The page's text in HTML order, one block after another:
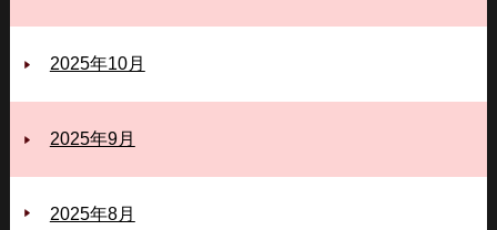
2025年10月
2025年9月
2025年8月